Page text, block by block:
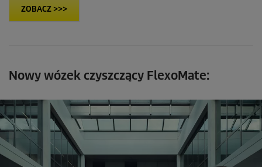
ZOBACZ >>>
Nowy wózek czyszczący FlexoMate: